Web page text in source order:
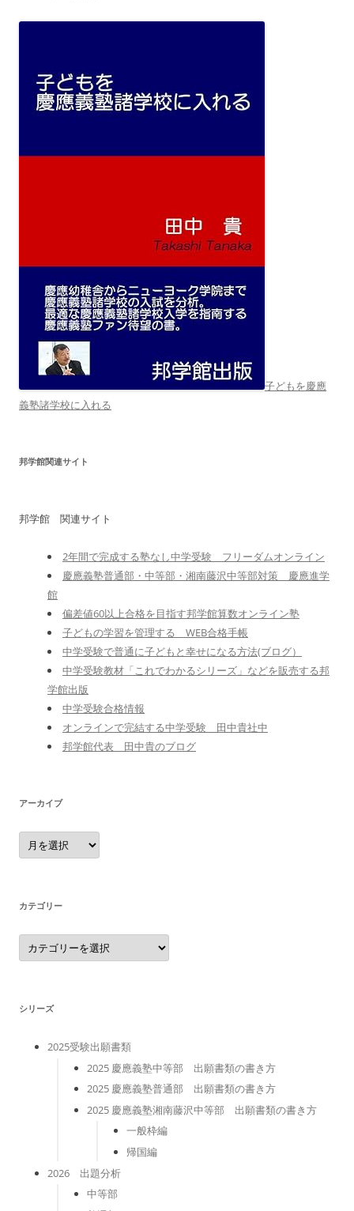
子どもを慶應
義塾諸学校に入れる
邦学館関連サイト
邦学館 関連サイト
2年間で完成する塾なし中学受験 フリーダムオンライン
慶應義塾普通部・中等部・湘南藤沢中等部対策 慶應進学
館
偏差値60以上合格を目指す邦学館算数オンライン塾
子どもの学習を管理する WEB合格手帳
中学受験で普通に子どもと幸せになる方法(ブログ）
中学受験教材「これでわかるシリーズ」などを販売する邦
学館出版
中学受験合格情報
オンラインで完結する中学受験 田中貴社中
邦学館代表 田中貴のブログ
アーカイブ
ア
ー
カ
カテゴリー
カ
テ
ゴ
シリーズ
2025受験出願書類
2025 慶應義塾中等部 出願書類の書き方
2025 慶應義塾普通部 出願書類の書き方
2025 慶應義塾湘南藤沢中等部 出願書類の書き方
一般枠編
帰国編
2026 出題分析
中等部